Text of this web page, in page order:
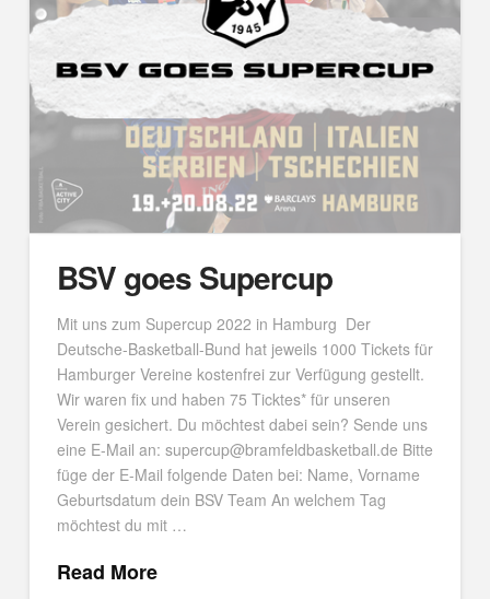
BSV goes Supercup
Mit uns zum Supercup 2022 in Hamburg Der
Deutsche-Basketball-Bund hat jeweils 1000 Tickets für
Hamburger Vereine kostenfrei zur Verfügung gestellt.
Wir waren fix und haben 75 Ticktes* für unseren
Verein gesichert. Du möchtest dabei sein? Sende uns
eine E-Mail an: supercup@bramfeldbasketball.de Bitte
füge der E-Mail folgende Daten bei: Name, Vorname
Geburtsdatum dein BSV Team An welchem Tag
möchtest du mit …
Read More